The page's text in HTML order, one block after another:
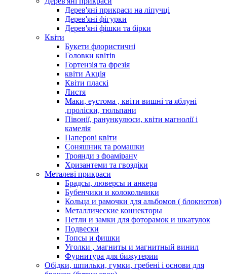
Дерев'яні прикраси на ліпучці
Дерев'яні фігурки
Дерев'яні фішки та бірки
Квіти
Букети флористичні
Головки квітів
Гортензія та фрезія
квіти Акція
Квіти пласкі
Листя
Маки, еустома , квіти вишні та яблуні
,проліски, тюльпани
Півонії, ранункулюси, квіти магнолії і
камелія
Паперові квіти
Соняшник та ромашки
Троянди з фоамірану
Хризантеми та гвоздіки
Металеві прикраси
Брадсы, люверсы и анкера
Бубенчики и колокольчики
Кольца и рамочки для альбомов ( блокнотов)
Металлические коннекторы
Петли и замки для фоторамок и шкатулок
Подвески
Топсы и фишки
Уголки , магниты и магнитный винил
Фурнитура для бижутерии
Обідки, шпильки, гумки, гребені і основи для